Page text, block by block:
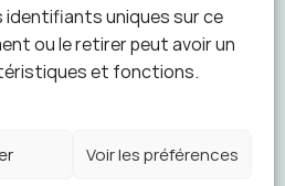
uniques sur ce
ou le retirer peut avoir un
et fonctions.
Voir les préférences